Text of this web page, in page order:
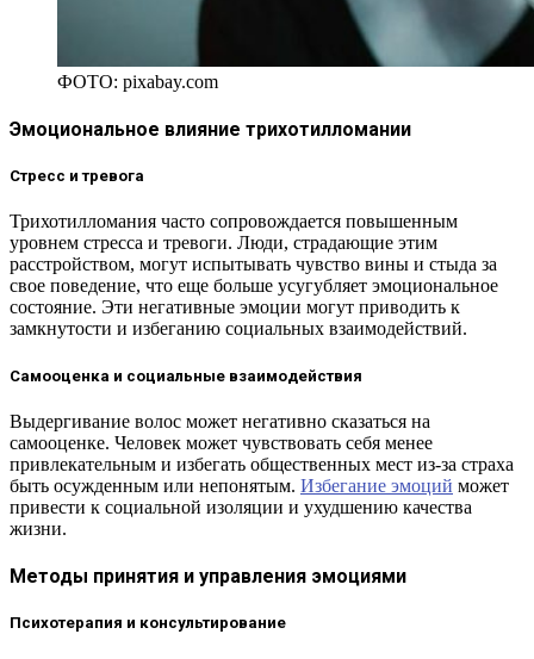
ФОТО: pixabay.com
Эмоциональное влияние трихотилломании
Стресс и тревога
Трихотилломания часто сопровождается повышенным
уровнем стресса и тревоги. Люди, страдающие этим
расстройством, могут испытывать чувство вины и стыда за
свое поведение, что еще больше усугубляет эмоциональное
состояние. Эти негативные эмоции могут приводить к
замкнутости и избеганию социальных взаимодействий.
Самооценка и социальные взаимодействия
Выдергивание волос может негативно сказаться на
самооценке. Человек может чувствовать себя менее
привлекательным и избегать общественных мест из-за страха
быть осужденным или непонятым. Избегание эмоций может
привести к социальной изоляции и ухудшению качества
жизни.
Методы принятия и управления эмоциями
Психотерапия и консультирование